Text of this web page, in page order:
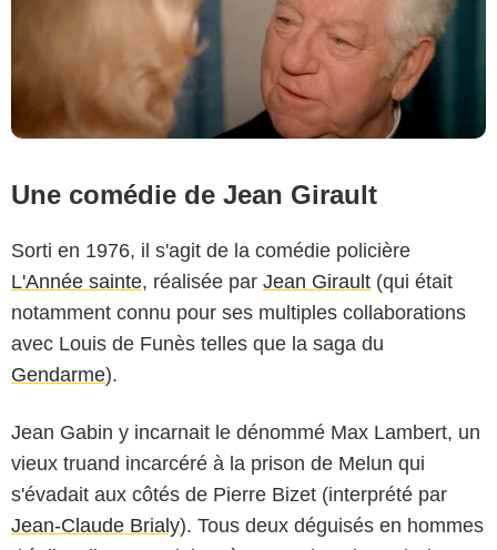
Une comédie de Jean Girault
Sorti en 1976, il s'agit de la comédie policière
L'Année sainte, réalisée par Jean Girault (qui était
notamment connu pour ses multiples collaborations
avec Louis de Funès telles que la saga du
Gendarme).
Jean Gabin y incarnait le dénommé Max Lambert, un
vieux truand incarcéré à la prison de Melun qui
s'évadait aux côtés de Pierre Bizet (interprété par
Jean-Claude Brialy). Tous deux déguisés en hommes